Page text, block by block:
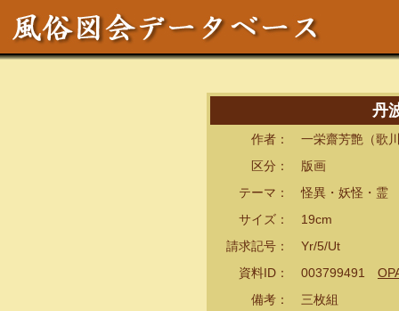
丹
作者： 一栄齋芳艶（歌川
区分： 版画
テーマ： 怪異・妖怪・霊
サイズ： 19cm
請求記号： Yr/5/Ut
資料ID： 003799491
備考： 三枚組